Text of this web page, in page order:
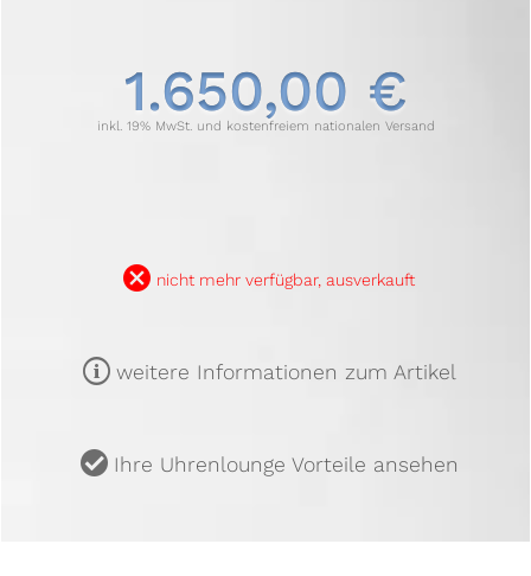
1.650,00 €
inkl. 19% MwSt. und kostenfreiem nationalen Versand
B nicht mehr verfügbar, ausverkauft
m weitere Informationen zum Artikel
u Ihre Uhrenlounge Vorteile ansehen